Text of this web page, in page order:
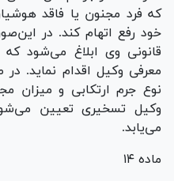
که فرد مجنون یا فاقد
خود رفع اتهام کند. در
قانونی وی ابلاغ می‌شود
معرفی وکیل اقدام نماید.
نوع جرم ارتکابی و میزان
وکیل تسخیری تعیین
می‌یابد.
ماده ۱۴